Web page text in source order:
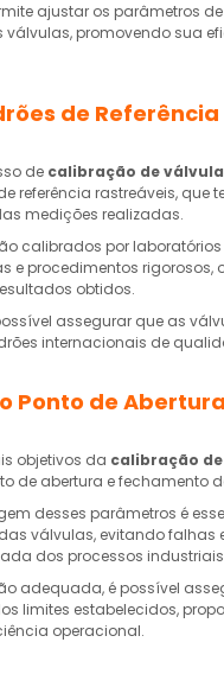
ajustar os parâmetros
promovendo sua
de
de calibração de
referência rastreáveis, que
medições realizadas.
calibrados por
e procedimentos rigorosos,
obtidos.
assegurar que as
internacionais de
Ponto de
objetivos da calibração
de abertura e fechamento
desses parâmetros é
válvulas, evitando falhas
dos processos
adequada, é possível
limites estabelecidos,
operacional.